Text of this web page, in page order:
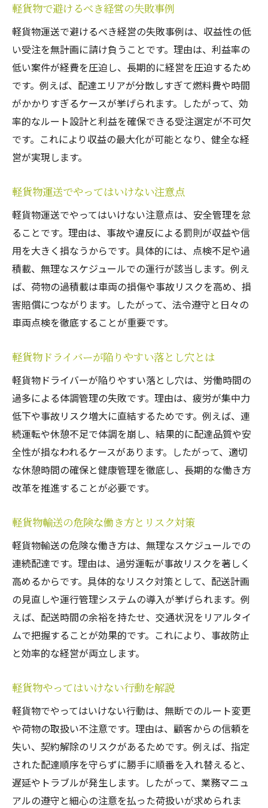
軽貨物で避けるべき経営の失敗事例
軽貨物運送で避けるべき経営の失敗事例は、収益性の低
い受注を無計画に請け負うことです。理由は、利益率の
低い案件が経費を圧迫し、長期的に経営を圧迫するため
です。例えば、配達エリアが分散しすぎて燃料費や時間
がかかりすぎるケースが挙げられます。したがって、効
率的なルート設計と利益を確保できる受注選定が不可欠
です。これにより収益の最大化が可能となり、健全な経
営が実現します。
軽貨物運送でやってはいけない注意点
軽貨物運送でやってはいけない注意点は、安全管理を怠
ることです。理由は、事故や違反による罰則が収益や信
用を大きく損なうからです。具体的には、点検不足や過
積載、無理なスケジュールでの運行が該当します。例え
ば、荷物の過積載は車両の損傷や事故リスクを高め、損
害賠償につながります。したがって、法令遵守と日々の
車両点検を徹底することが重要です。
軽貨物ドライバーが陥りやすい落とし穴とは
軽貨物ドライバーが陥りやすい落とし穴は、労働時間の
過多による体調管理の失敗です。理由は、疲労が集中力
低下や事故リスク増大に直結するためです。例えば、連
続運転や休憩不足で体調を崩し、結果的に配達品質や安
全性が損なわれるケースがあります。したがって、適切
な休憩時間の確保と健康管理を徹底し、長期的な働き方
改革を推進することが必要です。
軽貨物輸送の危険な働き方とリスク対策
軽貨物輸送の危険な働き方は、無理なスケジュールでの
連続配達です。理由は、過労運転が事故リスクを著しく
高めるからです。具体的なリスク対策として、配送計画
の見直しや運行管理システムの導入が挙げられます。例
えば、配送時間の余裕を持たせ、交通状況をリアルタイ
ムで把握することが効果的です。これにより、事故防止
と効率的な経営が両立します。
軽貨物やってはいけない行動を解説
軽貨物でやってはいけない行動は、無断でのルート変更
や荷物の取扱い不注意です。理由は、顧客からの信頼を
失い、契約解除のリスクがあるためです。例えば、指定
された配達順序を守らずに勝手に順番を入れ替えると、
遅延やトラブルが発生します。したがって、業務マニュ
アルの遵守と細心の注意を払った荷扱いが求められま